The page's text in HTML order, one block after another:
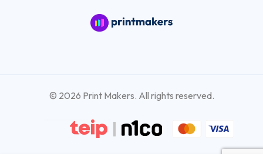
© 2026 Print Makers. All rights reserved.